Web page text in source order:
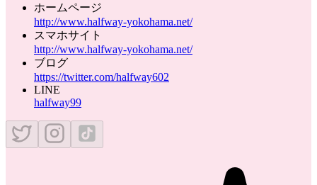
ホームページ
http://www.halfway-yokohama.net/
スマホサイト
http://www.halfway-yokohama.net/
ブログ
https://twitter.com/halfway602
LINE
halfway99